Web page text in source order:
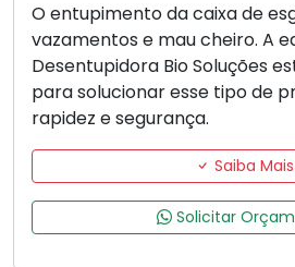
O entupimento da caixa de
vazamentos e mau cheiro. A
Desentupidora Bio Soluções
para solucionar esse tipo de
rapidez e segurança.
Saiba Mais
Solicitar